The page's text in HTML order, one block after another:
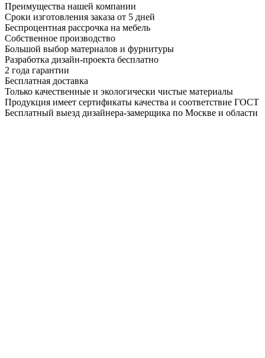
Преимущества нашей компании
Сроки изготовления заказа от 5 дней
Беспроцентная рассрочка на мебель
Собственное производство
Большой выбор материалов и фурнитуры
Разработка дизайн-проекта бесплатно
2 года гарантии
Бесплатная доставка
Только качественные и экологически чистые материалы
Продукция имеет сертификаты качества и соответствие ГОСТ
Бесплатный выезд дизайнера-замерщика по Москве и области